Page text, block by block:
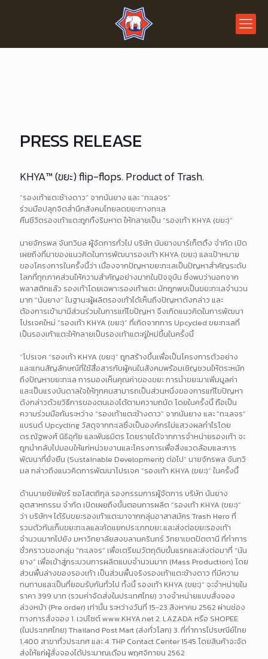
PRESS RELEASE
KHYA™ (ขยะ) flip-flops. Product of Trash.
“รองเท้าแตะช้างดาว” จากนันยาง และ “ทะเลจร”
ร่วมมือปลุกจิตสำนึกสังคมไทยลดขยะทางทะเล
คืนชีวิตรองเท้าแตะถูกทิ้งริมหาด ให้กลายเป็น “รองเท้า KHYA (ขยะ)”
นายจักรพล จันทวิมล ผู้จัดการทั่วไป บริษัท นันยางมาร์เก็ตติ้ง จำกัด เปิด
เผยถึงที่มาของแนวคิดในการพัฒนารองเท้า KHYA (ขยะ) และเป้าหมาย
ของโครงการในครั้งนี้ว่า เนื่องจากปัญหาขยะทะเลเป็นปัญหาสำคัญระดับ
โลกที่ทุกภาคส่วนให้ความสำคัญอย่างมากในปัจจุบัน ซึ่งพบว่านอกจาก
พลาสติกแล้ว รองเท้าโดยเฉพาะรองเท้าแตะ มักถูกพบเป็นขยะทะเลจำนวน
มาก “นันยาง” ในฐานะผู้ผลิตรองเท้าได้เห็นถึงปัญหาดังกล่าว และ
ต้องการเข้ามามีส่วนร่วมในการแก้ไขปัญหา จึงเกิดแนวคิดในการพัฒนา
โปรเจคใหม่ “รองเท้า KHYA (ขยะ)” ที่เกิดจากการ Upcycled ขยะทะเลที่
เป็นรองเท้าแตะให้กลายเป็นรองเท้าแตะคู่ใหม่ขึ้นในครั้งนี้
“โปรเจค “รองเท้า KHYA (ขยะ)” ถูกสร้างขึ้นเพื่อเป็นโครงการตัวอย่าง
และแทนสัญลักษณ์ที่ใช้สื่อสารกับผู้คนในสังคมพร้อมเชิญชวนให้ตระหนัก
ถึงปัญหาขยะทะเล การมองเห็นคุณค่าของขยะ การนำขยะมาเพิ่มมูลค่า
และเป็นแรงบันดาลใจให้ทุกคนสามารถเป็นส่วนหนึ่งของการแก้ไขปัญหา
ดังกล่าวด้วยวิธีการของตนเองได้ตามความถนัด โดยในครั้งนี้ ถือเป็น
ความร่วมมือกันระหว่าง “รองเท้าแตะช้างดาว” จากนันยาง และ “ทะเลจร”
แบรนด์ Upcycling วัสดุจากทะเลซึ่งเป็นองค์กรไม่แสวงผลกำไรโดย
ดร.ณัฐพงศ์ นิธิอุทัย และพันธมิตร โดยรายได้จากการจำหน่ายรองเท้า จะ
ถูกนำกลับไปมอบให้แก่หน่วยงานและโครงการเพื่อสิ่งแวดล้อมและการ
พัฒนาที่ยั่งยืน (Sustainable Development) ต่อไป” นายจักรพล จันทวิ
มล กล่าวถึงแนวคิดการพัฒนาโปรเจค “รองเท้า KHYA (ขยะ)” ในครั้งนี้
ด้านนายชัยพัชร์ ซอโสตถิกุล รองกรรมการผู้จัดการ บริษัท นันยาง
อุตสาหกรรม จำกัด เปิดเผยถึงขั้นตอนการผลิต “รองเท้า KHYA (ขยะ)”
ว่า บริษัทฯ ได้รับขยะรองเท้าแตะมาจากกลุ่มอาสาสมัคร Trash Hero ที่
รวมตัวกันเก็บขยะทะเลและคัดแยกประเภทขยะ และส่งต่อขยะรองเท้า
จำนวนมากไปยัง มหาวิทยาลัยสงขลานครินทร์ วิทยาเขตปัตตานี ที่ทำการ
ชั่วคราวของกลุ่ม “ทะเลจร” เพื่อเตรียมวัตถุดิบขั้นแรกและส่งต่อมาที่ “นัน
ยาง” เพื่อเข้าสู่กระบวนการผลิตแบบจำนวนมาก (Mass Production) โดย
ส่วนพื้นล่างของรองเท้า เป็นส่วนพื้นจริงรองเท้าแตะช้างดาว ที่มีความ
ทนทานและเป็นที่ยอมรับกันทั่วไป ทั้งนี้ รองเท้า KHYA (ขยะ)” จะจำหน่ายใน
ราคา 399 บาท (รวมค่าจัดส่งในประเทศไทย) วางจำหน่ายแบบสั่งจอง
ล่วงหน้า (Pre order) เท่านั้น ระหว่างวันที่ 15-23 สิงหาคม 2562 ผ่านช่อง
ทางการสั่งจอง 1. เวปไซต์ www.KHYA.net 2. LAZADA หรือ SHOPEE
(ในประเทศไทย) Thailand Post Mart (ส่งทั่วโลก) 3. ที่ทำการไปรษณีย์ไทย
1,400 สาขาทั่วประเทศ และ 4. THP Contact Center 1545 โดยสินค้าจะจัด
ส่งให้แก่ผู้สั่งจองได้ประมาณเดือน พฤศจิกายน 2562